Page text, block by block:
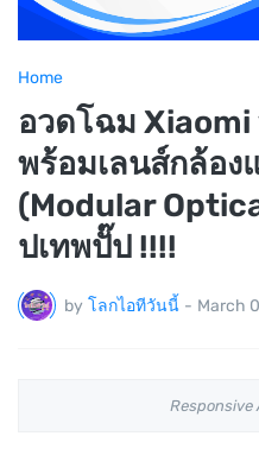
Home
อวดโฉม Xiaomi
พร้อมเลนส์กล้อง
(Modular
ปเทพปั๊ป !!!!
by โลกไอทีวันนี้ - March